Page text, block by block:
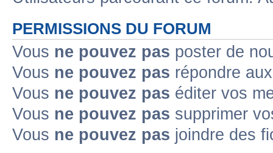
PERMISSIONS DU FORUM
Vous ne pouvez pas poster de
Vous ne pouvez pas répondre
Vous ne pouvez pas éditer vos
Vous ne pouvez pas supprimer
Vous ne pouvez pas joindre des